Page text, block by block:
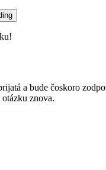
a bude čoskoro
otázku znova.